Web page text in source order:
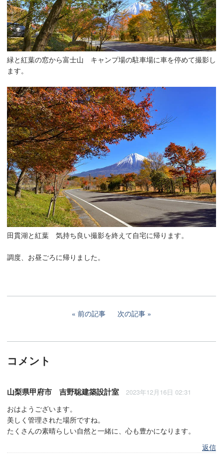
緑と紅葉の窓から富士山 キャンプ場の駐車場に車を停めて撮影し
ます。
田貫湖と紅葉 気持ち良い撮影を終えて自宅に帰ります。
調度、お昼ごろに帰りました。
前の記事 次の記事
コメント
山梨県甲府市 吉野聡建築設計室 2023年12月16日 02:31
おはようございます。
美しく管理された場所ですね。
たくさんの素晴らしい自然と一緒に、心も豊かになります。
返信